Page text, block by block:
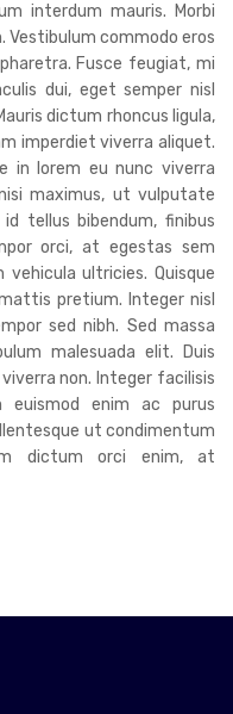
interdum mauris. Morbi
commodo eros
Fusce feugiat, mi
dui, eget semper nisl
dictum rhoncus ligula,
imperdiet viverra aliquet.
in lorem eu nunc viverra
maximus, ut vulputate
tellus bibendum, finibus
orci, at egestas sem
ultricies. Quisque
pretium. Integer nisl
sed nibh. Sed massa
malesuada elit. Duis
non. Integer facilisis
enim ac purus
ut condimentum
dictum orci enim, at